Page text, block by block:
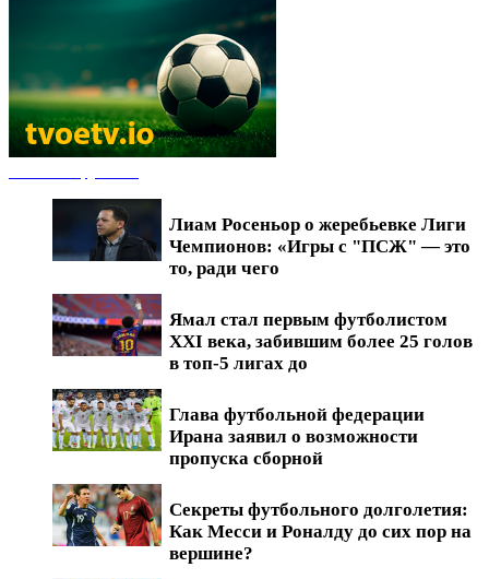
Лиам Росеньор о жеребьевке Лиги
Чемпионов: «Игры с "ПСЖ" — это
то, ради чего
Ямал стал первым футболистом
XXI века, забившим более 25 голов
в топ-5 лигах до
Глава футбольной федерации
Ирана заявил о возможности
пропуска сборной
Секреты футбольного долголетия:
Как Месси и Роналду до сих пор на
вершине?